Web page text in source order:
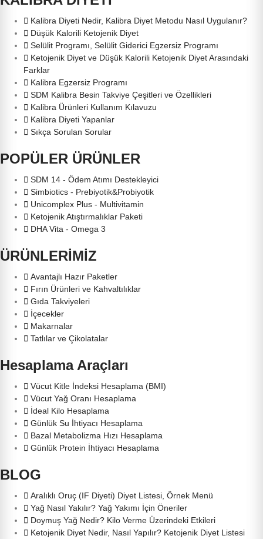
Kalibra Diyeti Nedir, Kalibra Diyet Metodu Nasıl Uygulanır?
Düşük Kalorili Ketojenik Diyet
Selülit Programı, Selülit Giderici Egzersiz Programı
Ketojenik Diyet ve Düşük Kalorili Ketojenik Diyet Arasındaki
Farklar
Kalibra Egzersiz Programı
SDM Kalibra Besin Takviye Çeşitleri ve Özellikleri
Kalibra Ürünleri Kullanım Kılavuzu
Kalibra Diyeti Yapanlar
Sıkça Sorulan Sorular
POPÜLER ÜRÜNLER
SDM 14 - Ödem Atımı Destekleyici
Simbiotics - Prebiyotik&Probiyotik
Unicomplex Plus - Multivitamin
Ketojenik Atıştırmalıklar Paketi
DHA Vita - Omega 3
ÜRÜNLERİMİZ
Avantajlı Hazır Paketler
Fırın Ürünleri ve Kahvaltılıklar
Gıda Takviyeleri
İçecekler
Makarnalar
Tatlılar ve Çikolatalar
Hesaplama Araçları
Vücut Kitle İndeksi Hesaplama (BMI)
Vücut Yağ Oranı Hesaplama
İdeal Kilo Hesaplama
Günlük Su İhtiyacı Hesaplama
Bazal Metabolizma Hızı Hesaplama
Günlük Protein İhtiyacı Hesaplama
BLOG
Aralıklı Oruç (IF Diyeti) Diyet Listesi, Örnek Menü
Yağ Nasıl Yakılır? Yağ Yakımı İçin Öneriler
Doymuş Yağ Nedir? Kilo Verme Üzerindeki Etkileri
Ketojenik Diyet Nedir, Nasıl Yapılır? Ketojenik Diyet Listesi